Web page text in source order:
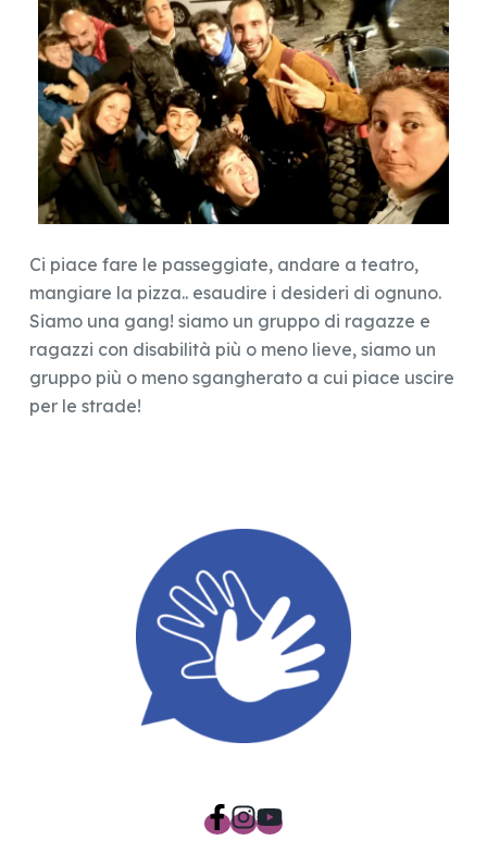
Ci piace fare le passeggiate, andare a teatro,
mangiare la pizza.. esaudire i desideri di ognuno.
Siamo una gang! siamo un gruppo di ragazze e
ragazzi con disabilità più o meno lieve, siamo un
gruppo più o meno sgangherato a cui piace uscire
per le strade!